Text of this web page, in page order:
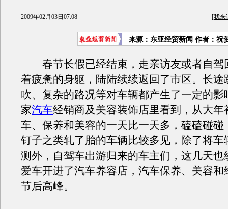
2009年02月03日07:08 [我来
来源： 东亚经贸新闻 作者：祝
春节长假已经结束，走亲访友或者自驾
着疲惫的身躯，陆陆续续返回了市区。长途
吹、复杂的路况等对车辆都产生了一定的影
家汽车经销商及美容装饰店里看到，从大年
车、保养和美容的一天比一天多，磕磕碰碰
钉子之类轧了胎的车辆比较多见，除了将车
测外，自驾车出游归来的车主们，这几天也
爱车开进了汽车养容店，汽车保养、美容和
节后高峰。